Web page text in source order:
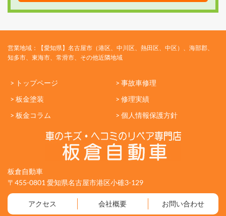
営業地域：【愛知県】名古屋市（港区、中川区、熱田区、中区）、海部郡、
知多市、東海市、常滑市、その他近隣地域
> トップページ
> 事故車修理
> 板金塗装
> 修理実績
> 板金コラム
> 個人情報保護方針
板倉自動車
〒455-0801 愛知県名古屋市港区小碓3-129
アクセス 会社概要 お問い合わせ